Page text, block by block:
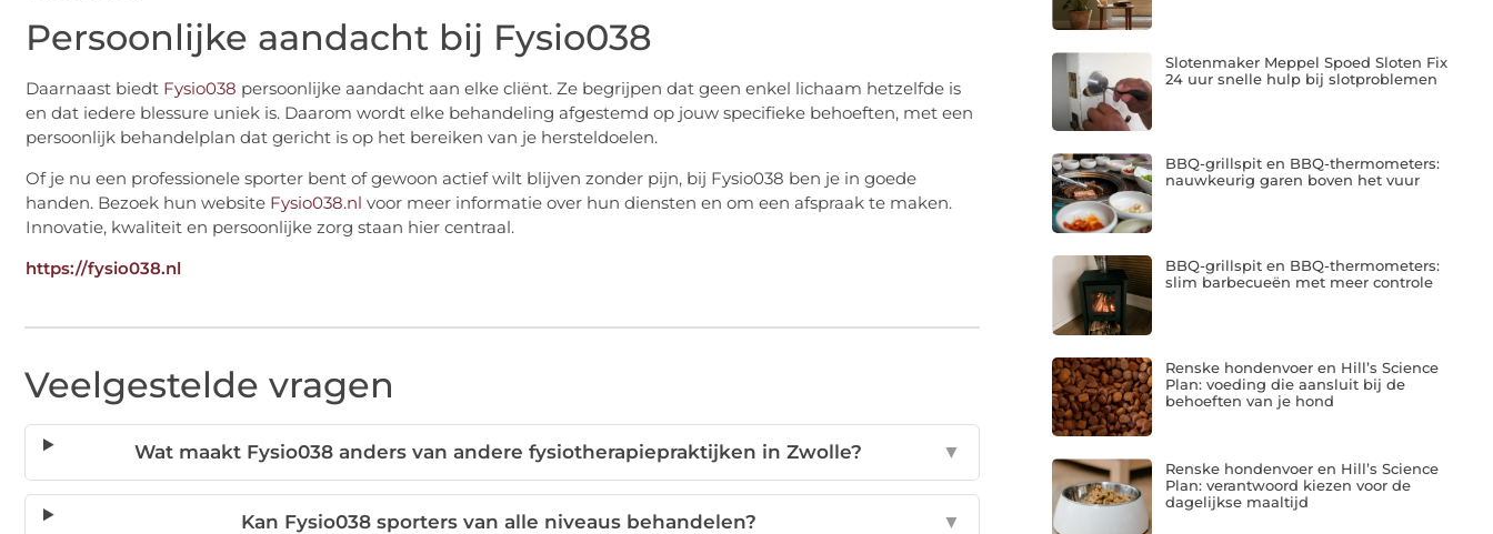
Persoonlijke aandacht bij Fysio038
Daarnaast biedt Fysio038 persoonlijke aandacht aan elke cliënt. Ze begrijpen dat geen enkel lichaam hetzelfde is
en dat iedere blessure uniek is. Daarom wordt elke behandeling afgestemd op jouw specifieke behoeften, met een
persoonlijk behandelplan dat gericht is op het bereiken van je hersteldoelen.
Of je nu een professionele sporter bent of gewoon actief wilt blijven zonder pijn, bij Fysio038 ben je in goede
handen. Bezoek hun website Fysio038.nl voor meer informatie over hun diensten en om een afspraak te maken.
Innovatie, kwaliteit en persoonlijke zorg staan hier centraal.
https://fysio038.nl
Veelgestelde vragen
Wat maakt Fysio038 anders van andere fysiotherapiepraktijken in Zwolle? ▼
Kan Fysio038 sporters van alle niveaus behandelen? ▼
Slotenmaker Meppel Spoed Sloten Fix
24 uur snelle hulp bij slotproblemen
BBQ-grillspit en BBQ-thermometers:
nauwkeurig garen boven het vuur
BBQ-grillspit en BBQ-thermometers:
slim barbecueën met meer controle
Renske hondenvoer en Hill’s Science
Plan: voeding die aansluit bij de
behoeften van je hond
Renske hondenvoer en Hill’s Science
Plan: verantwoord kiezen voor de
dagelijkse maaltijd